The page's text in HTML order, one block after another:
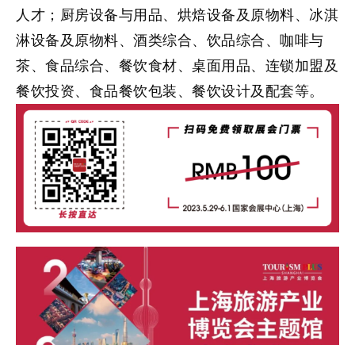
人才；厨房设备与用品、烘焙设备及原物料、冰淇
淋设备及原物料、酒类综合、饮品综合、咖啡与
茶、食品综合、餐饮食材、桌面用品、连锁加盟及
餐饮投资、食品餐饮包装、餐饮设计及配套等。